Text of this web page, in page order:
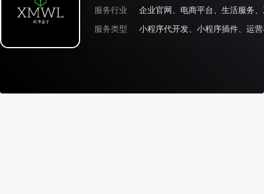
服务行业
企业官网、电商平台、生活服务
服务类型
小程序代开发、小程序插件、运